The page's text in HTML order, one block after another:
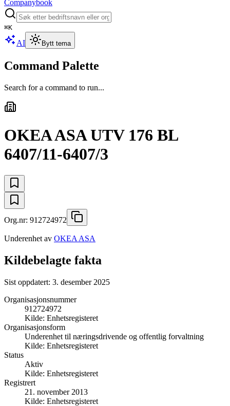
Companybook
⌘K
AI Bytt tema
Command Palette
Search for a command to run...
OKEA ASA UTV 176 BL
6407/11-6407/3
Org.nr: 912724972
Underenhet av OKEA ASA
Kildebelagte fakta
Sist oppdatert: 3. desember 2025
Organisasjonsnummer
912724972
Kilde: Enhetsregisteret
Organisasjonsform
Underenhet til næringsdrivende og offentlig forvaltning
Kilde: Enhetsregisteret
Status
Aktiv
Kilde: Enhetsregisteret
Registrert
21. november 2013
Kilde: Enhetsregisteret